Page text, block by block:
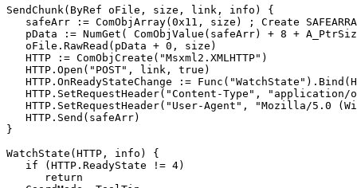
SendChunk(ByRef oFile, size, link, info) {
safeArr := ComObjArray(0x11, size) ; Create
pData := NumGet( ComObjValue(safeArr) + 8 +
   oFile.RawRead(pData + 0, size)
   HTTP := ComObjCreate("Msxml2.XMLHTTP")
   HTTP.Open("POST", link, true)
HTTP.OnReadyStateChange :=
HTTP.SetRequestHeader("Content-Type", "application/
HTTP.SetRequestHeader("User-Agent", "Mozilla/5.0
   HTTP.Send(safeArr)
}
WatchState(HTTP, info) {
   if (HTTP.ReadyState != 4)
      return